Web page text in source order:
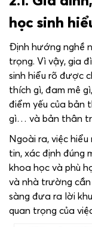
học sinh
Định hướng nghề
trọng. Vì vậy, gia
sinh hiểu rõ được
thích gì, đam mê
điểm yếu của bản
gì… và bản thân
Ngoài ra, việc hiểu
tin, xác định đúng
khoa học và phù
và nhà trường cần
sàng đưa ra lời
quan trọng của